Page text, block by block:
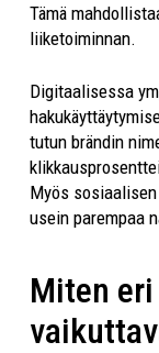
Tämä
liiketoiminnan.
Digitaalisessa
tutun brändin
Myös
usein parempaa
Miten